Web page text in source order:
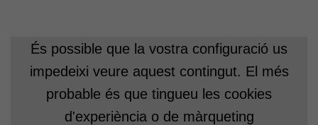
És possible que la vostra configuració us
impedeixi veure aquest contingut. El més
probable és que tingueu les cookies
d'experiència o de màrqueting